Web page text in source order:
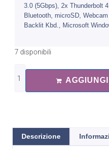
3.0 (5Gbps), 2x Thunderbolt
Bluetooth, microSD,
Backlit Kbd., Microsoft
7 disponibili
Descrizione